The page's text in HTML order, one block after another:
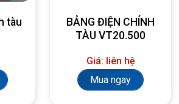
tàu
BẢNG ĐIỆN CHÍNH
TÀU VT20.500
Giá: liên hệ
Mua ngay